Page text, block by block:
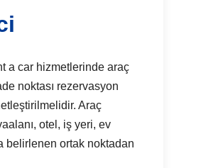
a car hizmetlerinde araç
noktası rezervasyon
Araç
otel, iş yeri, ev
belirlenen ortak noktadan